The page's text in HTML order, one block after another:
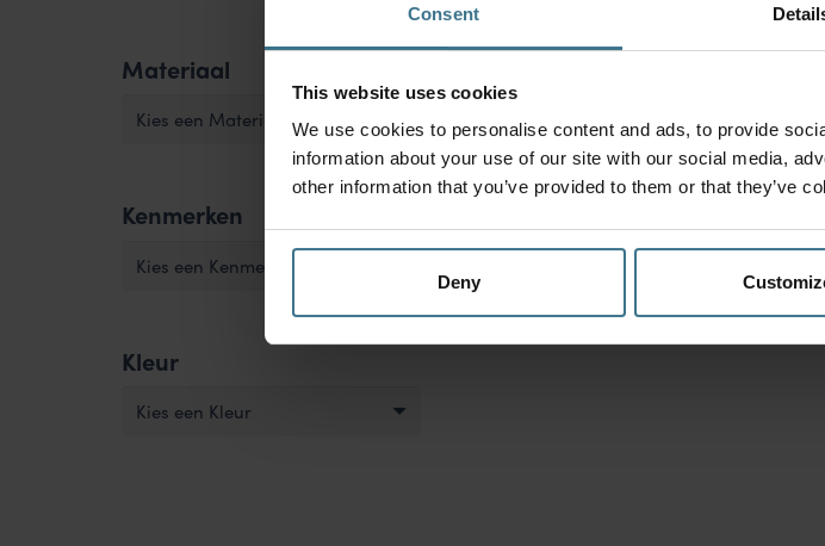
Consent
This website uses cookies
We use cookies to personalise content and ads, to provide
information about your use of our site with our social media,
other information that you’ve provided to them or that they’ve
Deny
Materiaal
Kies een Materiaal
Kenmerken
Kies een Kenmerk
Kleur
Kies een Kleur